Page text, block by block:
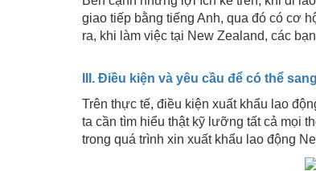
giao tiếp bằng tiếng Anh, qua đó có cơ
ra, khi làm việc tại New Zealand, các
III. Điều kiện và yêu cầu để có thể
Trên thực tế, điều kiện xuất khẩu lao
ta cần tìm hiểu thật kỹ lưỡng tất cả mọi
trong quá trình xin xuất khẩu lao động